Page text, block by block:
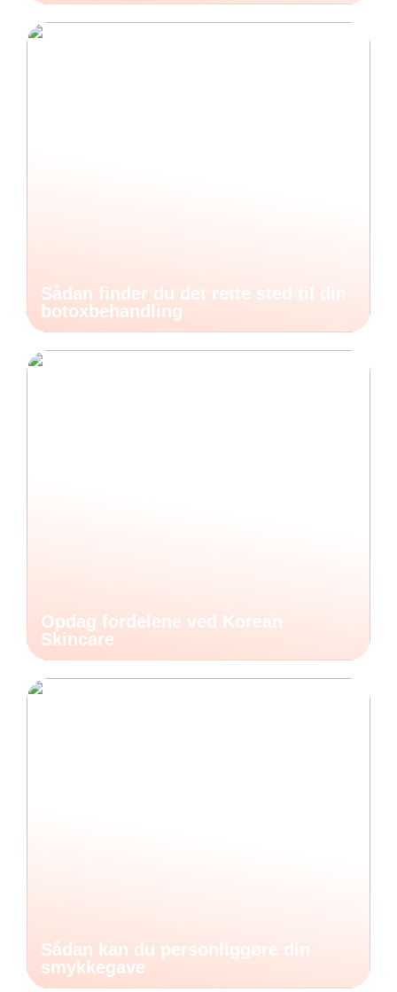
Sådan finder du det rette sted til din
botoxbehandling
Opdag fordelene ved Korean
Skincare
Sådan kan du personliggøre din
smykkegave